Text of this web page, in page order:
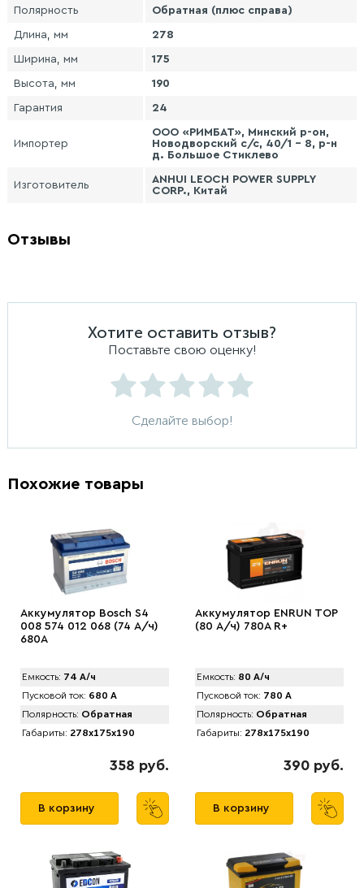
Полярность Обратная (плюс справа)
Длина, мм 278
Ширина, мм 175
Высота, мм 190
Гарантия 24
Импортер
ООО «РИМБАТ», Минский р-он,
Новодворский с/с, 40/1 - 8, р-н
д. Большое Стиклево
Изготовитель
ANHUI LEOCH POWER SUPPLY
CORP., Китай
Отзывы
Хотите оставить отзыв?
Поставьте свою оценку!
Сделайте выбор!
Похожие товары
Аккумулятор Bosch S4
008 574 012 068 (74 А/ч)
680A
Емкость: 74 А/ч
Пусковой ток: 680 А
Полярность: Обратная
Габариты: 278x175x190
358 руб.
В корзину
Аккумулятор ENRUN TOP
(80 А/ч) 780A R+
Емкость: 80 А/ч
Пусковой ток: 780 А
Полярность: Обратная
Габариты: 278x175x190
390 руб.
В корзину